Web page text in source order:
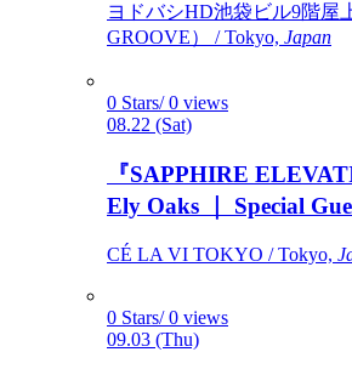
ヨドバシHD池袋ビル9階屋
GROOVE） / Tokyo, Japan
0 Stars/ 0 views
08.22 (Sat)
『SAPPHIRE
Ely Oaks ｜ Special
CÉ LA VI TOKYO / Tokyo,
0 Stars/ 0 views
09.03 (Thu)